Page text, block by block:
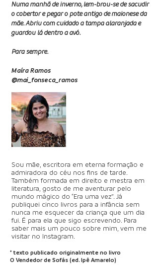
Numa manhã de inverno, lem-brou-se de sacudir
o cobertor e pegar o pote antigo de maionese da
mãe. Abriu com cuidado a tampa alaranjada e
guardou lá dentro a avó.
Para sempre.
Maíra Ramos
@mai_fonseca_ramos
Sou mãe, escritora em eterna formação e
admiradora do céu nos ﬁns de tarde.
Também formada em direito e mestra em
literatura, gosto de me aventurar pelo
mundo mágico do “Era uma vez”. Já
publiquei cinco livros para a infância sem
nunca me esquecer da criança que um dia
fui. É para ela que sigo escrevendo. Para
saber mais um pouco sobre mim, vem me
visitar no Instagram.
* texto publicado originalmente no livro
O Vendedor de Sofás (ed. Ipê Amarelo)